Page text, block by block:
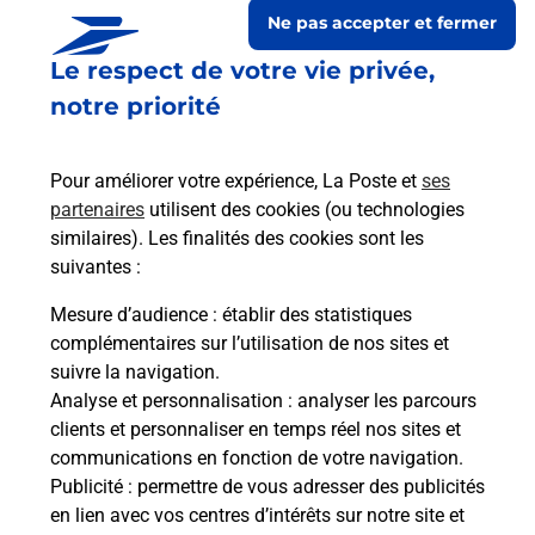
Le respect de votre vie privée,
notre priorité
Pour améliorer votre expérience, La Poste et ses
partenaires utilisent des cookies (ou technologies
similaires). Les finalités des cookies sont les
suivantes :
Mesure d’audience : établir des statistiques
complémentaires sur l’utilisation de nos sites et
suivre la navigation.
Analyse et personnalisation : analyser les parcours
clients et personnaliser en temps réel nos sites et
communications en fonction de votre navigation.
Publicité : permettre de vous adresser des publicités
en lien avec vos centres d’intérêts sur notre site et
Ne pas accepter et fermer
Prochaine collecte du courriersamedià 12h00
Lieu Dit Bar
12270 Bor Et Bar
Itinéraire
Le lien s'ouvre dans un nouvel onglet